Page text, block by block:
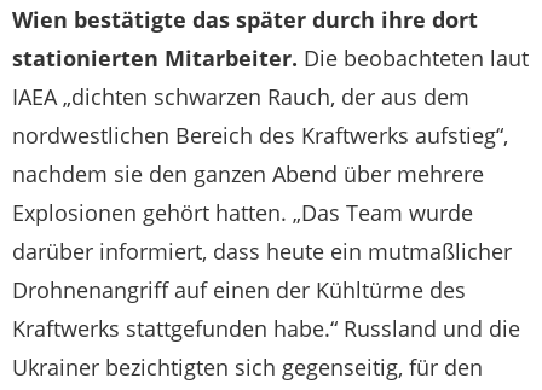
Wien bestätigte das später durch ihre dort
stationierten Mitarbeiter. Die beobachteten laut
IAEA „dichten schwarzen Rauch, der aus dem
nordwestlichen Bereich des Kraftwerks aufstieg“,
nachdem sie den ganzen Abend über mehrere
Explosionen gehört hatten. „Das Team wurde
darüber informiert, dass heute ein mutmaßlicher
Drohnenangriff auf einen der Kühltürme des
Kraftwerks stattgefunden habe.“ Russland und die
Ukrainer bezichtigten sich gegenseitig, für den